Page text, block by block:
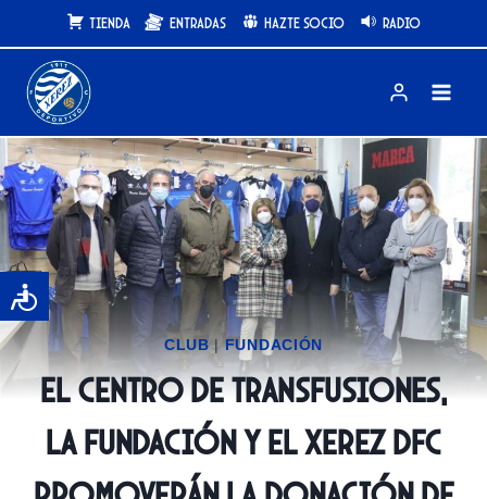
al
contenido
Tienda Entradas Hazte Socio Radio
CLUB|FUNDACIÓN
El Centro de Transfusiones,
la Fundación y el Xerez DFC